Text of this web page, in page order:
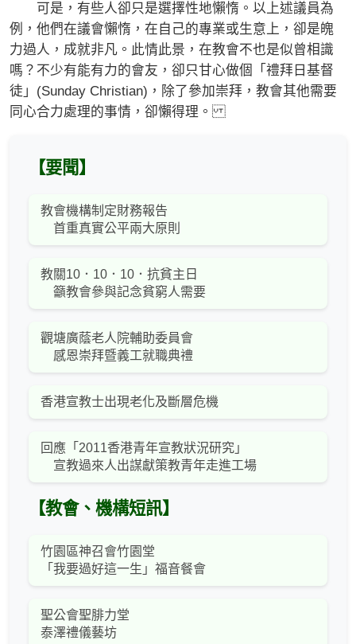
可是，有些人卻只是選擇性地懶惰。以上述議員為
例，他們在議會懶惰，在自己的專業或生意上，卻是魄
力過人，成就非凡。此情此景，在教會不也是似曾相識
嗎？不少有能有力的會友，卻只甘心做個「禮拜日基督
徒」(Sunday Christian)，除了參加崇拜，教會其他需要
同心合力處理的事情，卻懶得理。
【要聞】
教會機構制定財務報告
首重真實公平兩大原則
教關10．10．10．抗貧主日
籲教會參與記念貧窮人需要
觀塘廣蔭老人院輔助委員會
感恩崇拜暨義工就職典禮
香港宣教士出現老化及斷層危機
回應「2011香港青年宣教狀況研究」
宣教過來人出謀獻策教青年走進工場
【教會、機構短訊】
竹園區神召會竹園堂
「我要過好這一生」福音餐會
聖公會聖腓力堂
泰澤禮儀藝坊